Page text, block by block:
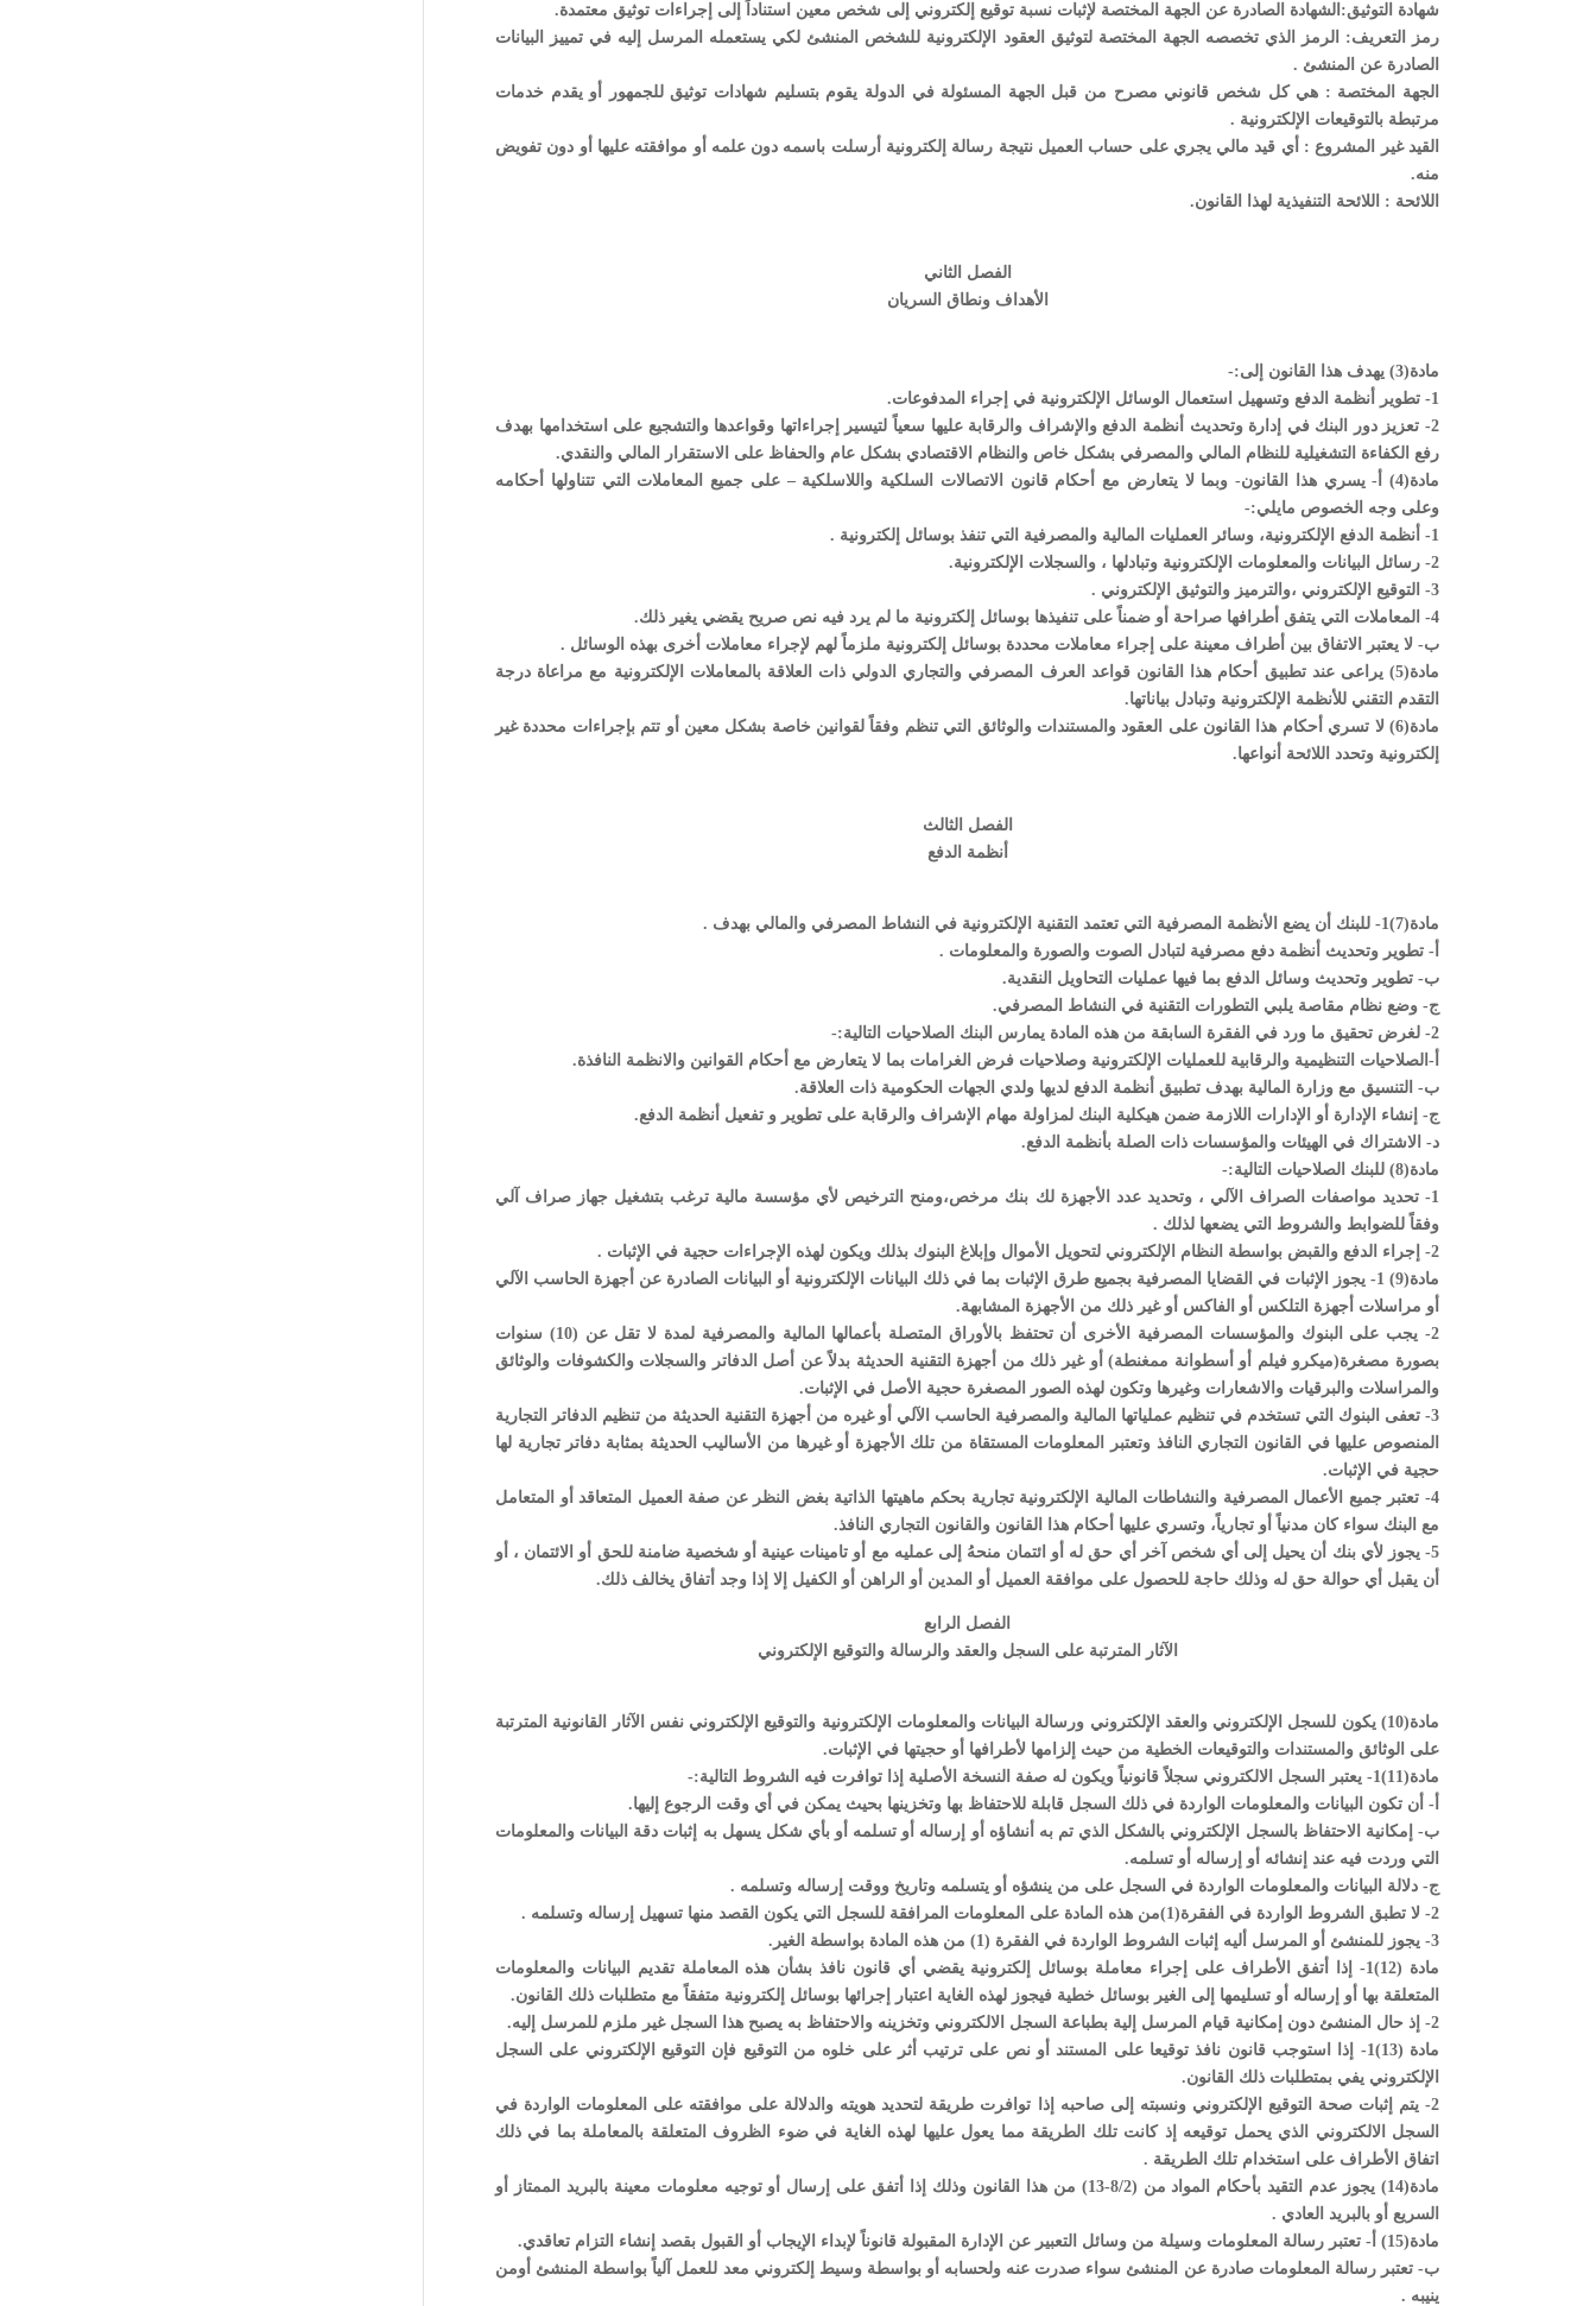
شهادة التوثيق:الشهادة الصادرة عن الجهة المختصة لإثبات نسبة توقيع إلكتروني إلى شخص معين استناداً إلى إجراءات توثيق معتمدة.
رمز التعريف: الرمز الذي تخصصه الجهة المختصة لتوثيق العقود الإلكترونية للشخص المنشئ لكي يستعمله المرسل إليه في تمييز البيانات
الصادرة عن المنشئ .
الجهة المختصة : هي كل شخص قانوني مصرح من قبل الجهة المسئولة في الدولة يقوم بتسليم شهادات توثيق للجمهور أو يقدم خدمات
مرتبطة بالتوقيعات الإلكترونية .
القيد غير المشروع : أي قيد مالي يجري على حساب العميل نتيجة رسالة إلكترونية أرسلت باسمه دون علمه أو موافقته عليها أو دون تفويض
منه.
اللائحة : اللائحة التنفيذية لهذا القانون.
الفصل الثاني
الأهداف ونطاق السريان
مادة(3) يهدف هذا القانون إلى:-
1- تطوير أنظمة الدفع وتسهيل استعمال الوسائل الإلكترونية في إجراء المدفوعات.
2- تعزيز دور البنك في إدارة وتحديث أنظمة الدفع والإشراف والرقابة عليها سعياً لتيسير إجراءاتها وقواعدها والتشجيع على استخدامها بهدف
رفع الكفاءة التشغيلية للنظام المالي والمصرفي بشكل خاص والنظام الاقتصادي بشكل عام والحفاظ على الاستقرار المالي والنقدي.
مادة(4) أ- يسري هذا القانون- وبما لا يتعارض مع أحكام قانون الاتصالات السلكية واللاسلكية – على جميع المعاملات التي تتناولها أحكامه
وعلى وجه الخصوص مايلي:-
1- أنظمة الدفع الإلكترونية، وسائر العمليات المالية والمصرفية التي تنفذ بوسائل إلكترونية .
2- رسائل البيانات والمعلومات الإلكترونية وتبادلها ، والسجلات الإلكترونية.
3- التوقيع الإلكتروني ،والترميز والتوثيق الإلكتروني .
4- المعاملات التي يتفق أطرافها صراحة أو ضمناً على تنفيذها بوسائل إلكترونية ما لم يرد فيه نص صريح يقضي يغير ذلك.
ب- لا يعتبر الاتفاق بين أطراف معينة على إجراء معاملات محددة بوسائل إلكترونية ملزماً لهم لإجراء معاملات أخرى بهذه الوسائل .
مادة(5) يراعى عند تطبيق أحكام هذا القانون قواعد العرف المصرفي والتجاري الدولي ذات العلاقة بالمعاملات الإلكترونية مع مراعاة درجة
التقدم التقني للأنظمة الإلكترونية وتبادل بياناتها.
مادة(6) لا تسري أحكام هذا القانون على العقود والمستندات والوثائق التي تنظم وفقاً لقوانين خاصة بشكل معين أو تتم بإجراءات محددة غير
إلكترونية وتحدد اللائحة أنواعها.
الفصل الثالث
أنظمة الدفع
مادة(7)1- للبنك أن يضع الأنظمة المصرفية التي تعتمد التقنية الإلكترونية في النشاط المصرفي والمالي بهدف .
‌أ- تطوير وتحديث أنظمة دفع مصرفية لتبادل الصوت والصورة والمعلومات .
‌ب- تطوير وتحديث وسائل الدفع بما فيها عمليات التحاويل النقدية.
‌ج- وضع نظام مقاصة يلبي التطورات التقنية في النشاط المصرفي.
2- لغرض تحقيق ما ورد في الفقرة السابقة من هذه المادة يمارس البنك الصلاحيات التالية:-
أ-الصلاحيات التنظيمية والرقابية للعمليات الإلكترونية وصلاحيات فرض الغرامات بما لا يتعارض مع أحكام القوانين والانظمة النافذة.
ب- التنسيق مع وزارة المالية بهدف تطبيق أنظمة الدفع لديها ولدي الجهات الحكومية ذات العلاقة.
ج- إنشاء الإدارة أو الإدارات اللازمة ضمن هيكلية البنك لمزاولة مهام الإشراف والرقابة على تطوير و تفعيل أنظمة الدفع.
د- الاشتراك في الهيئات والمؤسسات ذات الصلة بأنظمة الدفع.
مادة(8) للبنك الصلاحيات التالية:-
1- تحديد مواصفات الصراف الآلي ، وتحديد عدد الأجهزة لك بنك مرخص،ومنح الترخيص لأي مؤسسة مالية ترغب بتشغيل جهاز صراف آلي
وفقاً للضوابط والشروط التي يضعها لذلك .
2- إجراء الدفع والقبض بواسطة النظام الإلكتروني لتحويل الأموال وإبلاغ البنوك بذلك ويكون لهذه الإجراءات حجية في الإثبات .
مادة(9) 1- يجوز الإثبات في القضايا المصرفية بجميع طرق الإثبات بما في ذلك البيانات الإلكترونية أو البيانات الصادرة عن أجهزة الحاسب الآلي
أو مراسلات أجهزة التلكس أو الفاكس أو غير ذلك من الأجهزة المشابهة.
2- يجب على البنوك والمؤسسات المصرفية الأخرى أن تحتفظ بالأوراق المتصلة بأعمالها المالية والمصرفية لمدة لا تقل عن (10) سنوات
بصورة مصغرة(ميكرو فيلم أو أسطوانة ممغنطة) أو غير ذلك من أجهزة التقنية الحديثة بدلاً عن أصل الدفاتر والسجلات والكشوفات والوثائق
والمراسلات والبرقيات والاشعارات وغيرها وتكون لهذه الصور المصغرة حجية الأصل في الإثبات.
3- تعفى البنوك التي تستخدم في تنظيم عملياتها المالية والمصرفية الحاسب الآلي أو غيره من أجهزة التقنية الحديثة من تنظيم الدفاتر التجارية
المنصوص عليها في القانون التجاري النافذ وتعتبر المعلومات المستقاة من تلك الأجهزة أو غيرها من الأساليب الحديثة بمثابة دفاتر تجارية لها
حجية في الإثبات.
4- تعتبر جميع الأعمال المصرفية والنشاطات المالية الإلكترونية تجارية بحكم ماهيتها الذاتية بغض النظر عن صفة العميل المتعاقد أو المتعامل
مع البنك سواء كان مدنياً أو تجارياً، وتسري عليها أحكام هذا القانون والقانون التجاري النافذ.
5- يجوز لأي بنك أن يحيل إلى أي شخص آخر أي حق له أو ائتمان منحهُ إلى عمليه مع أو تامينات عينية أو شخصية ضامنة للحق أو الائتمان ، أو
أن يقبل أي حوالة حق له وذلك حاجة للحصول على موافقة العميل أو المدين أو الراهن أو الكفيل إلا إذا وجد أتفاق يخالف ذلك.
الفصل الرابع
الآثار المترتبة على السجل والعقد والرسالة والتوقيع الإلكتروني
مادة(10) يكون للسجل الإلكتروني والعقد الإلكتروني ورسالة البيانات والمعلومات الإلكترونية والتوقيع الإلكتروني نفس الآثار القانونية المترتبة
على الوثائق والمستندات والتوقيعات الخطية من حيث إلزامها لأطرافها أو حجيتها في الإثبات.
مادة(11)1- يعتبر السجل الالكتروني سجلاً قانونياً ويكون له صفة النسخة الأصلية إذا توافرت فيه الشروط التالية:-
‌أ- أن تكون البيانات والمعلومات الواردة في ذلك السجل قابلة للاحتفاظ بها وتخزينها بحيث يمكن في أي وقت الرجوع إليها.
‌ب- إمكانية الاحتفاظ بالسجل الإلكتروني بالشكل الذي تم به أنشاؤه أو إرساله أو تسلمه أو بأي شكل يسهل به إثبات دقة البيانات والمعلومات
التي وردت فيه عند إنشائه أو إرساله أو تسلمه.
‌ج- دلالة البيانات والمعلومات الواردة في السجل على من ينشؤه أو يتسلمه وتاريخ ووقت إرساله وتسلمه .
2- لا تطبق الشروط الواردة في الفقرة(1)من هذه المادة على المعلومات المرافقة للسجل التي يكون القصد منها تسهيل إرساله وتسلمه .
3- يجوز للمنشئ أو المرسل أليه إثبات الشروط الواردة في الفقرة (1) من هذه المادة بواسطة الغير.
مادة (12)1- إذا أتفق الأطراف على إجراء معاملة بوسائل إلكترونية يقضي أي قانون نافذ بشأن هذه المعاملة تقديم البيانات والمعلومات
المتعلقة بها أو إرساله أو تسليمها إلى الغير بوسائل خطية فيجوز لهذه الغاية اعتبار إجرائها بوسائل إلكترونية متفقاً مع متطلبات ذلك القانون.
2- إذ حال المنشئ دون إمكانية قيام المرسل إلية بطباعة السجل الالكتروني وتخزينه والاحتفاظ به يصبح هذا السجل غير ملزم للمرسل إليه.
مادة (13)1- إذا استوجب قانون نافذ توقيعا على المستند أو نص على ترتيب أثر على خلوه من التوقيع فإن التوقيع الإلكتروني على السجل
الإلكتروني يفي بمتطلبات ذلك القانون.
2- يتم إثبات صحة التوقيع الإلكتروني ونسبته إلى صاحبه إذا توافرت طريقة لتحديد هويته والدلالة على موافقته على المعلومات الواردة في
السجل الالكتروني الذي يحمل توقيعه إذ كانت تلك الطريقة مما يعول عليها لهذه الغاية في ضوء الظروف المتعلقة بالمعاملة بما في ذلك
اتفاق الأطراف على استخدام تلك الطريقة .
مادة(14) يجوز عدم التقيد بأحكام المواد من (8/2-13) من هذا القانون وذلك إذا أتفق على إرسال أو توجيه معلومات معينة بالبريد الممتاز أو
السريع أو بالبريد العادي .
مادة(15) أ- تعتبر رسالة المعلومات وسيلة من وسائل التعبير عن الإدارة المقبولة قانوناً لإبداء الإيجاب أو القبول بقصد إنشاء التزام تعاقدي.
ب- تعتبر رسالة المعلومات صادرة عن المنشئ سواء صدرت عنه ولحسابه أو بواسطة وسيط إلكتروني معد للعمل آلياً بواسطة المنشئ أومن
ينيبه .